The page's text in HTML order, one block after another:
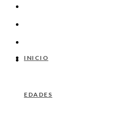
INICIO
EDADES